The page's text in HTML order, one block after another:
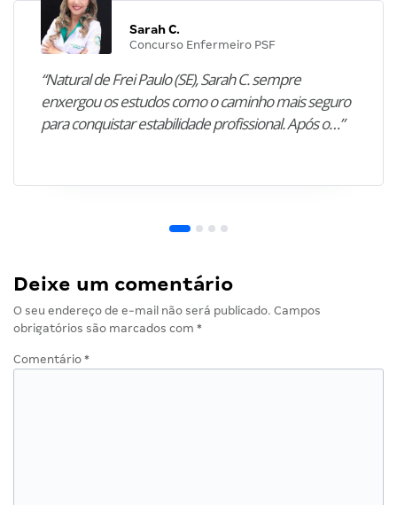
Sarah C.
Concurso Enfermeiro PSF
“Natural de Frei Paulo (SE), Sarah C. sempre
enxergou os estudos como o caminho mais seguro
para conquistar estabilidade profissional. Após o…”
Deixe um comentário
O seu endereço de e-mail não será publicado. Campos
obrigatórios são marcados com *
Comentário *